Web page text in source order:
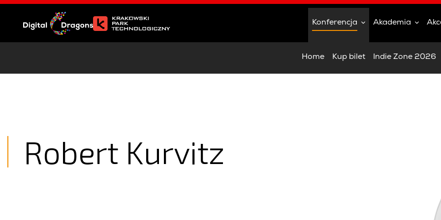
Konferencja
Home Kup bilet Indie Zone 2026
Akademia
Robert Kurvitz